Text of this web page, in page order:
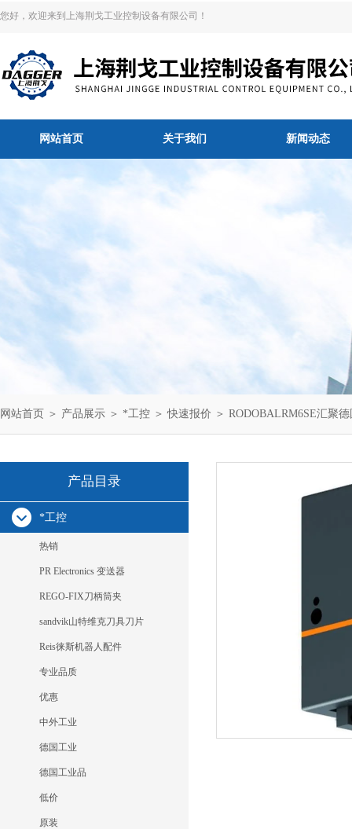
您好，欢迎来到上海荆戈工业控制设备有限公司！
网站首页 关于我们 新闻动态
网站首页 ＞ 产品展示 ＞ *工控 ＞快速报价 ＞ RODOBALRM6SE汇聚
产品目录
*工控
热销
PR Electronics 变送器
REGO-FIX刀柄筒夹
sandvik山特维克刀具刀片
Reis徕斯机器人配件
专业品质
优惠
中外工业
德国工业
德国工业品
低价
原装